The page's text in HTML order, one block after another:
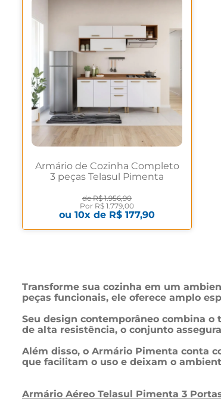
Armário de Cozinha Completo
3 peças Telasul Pimenta
deR$ 1.956,90
Por R$ 1.779,00
ou 10x de R$ 177,90
Transforme sua cozinha em um
peças funcionais, ele oferece amplo
Seu design contemporâneo combina
de alta resistência, o conjunto
Além disso, o Armário Pimenta conta
que facilitam o uso e deixam o
Armário Aéreo Telasul Pimenta 3